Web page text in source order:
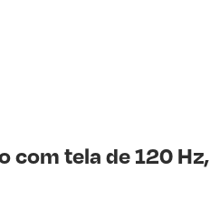
com tela de 120 Hz,